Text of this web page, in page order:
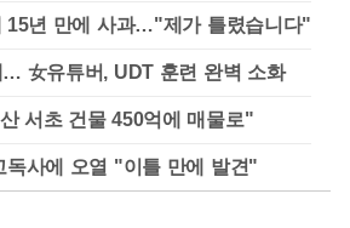
15년 만에 사과…"제가 틀렸습니다"
… 女유튜버, UDT 훈련 완벽 소화
서초 건물 450억에 매물로"
독사에 오열 "이틀 만에 발견"